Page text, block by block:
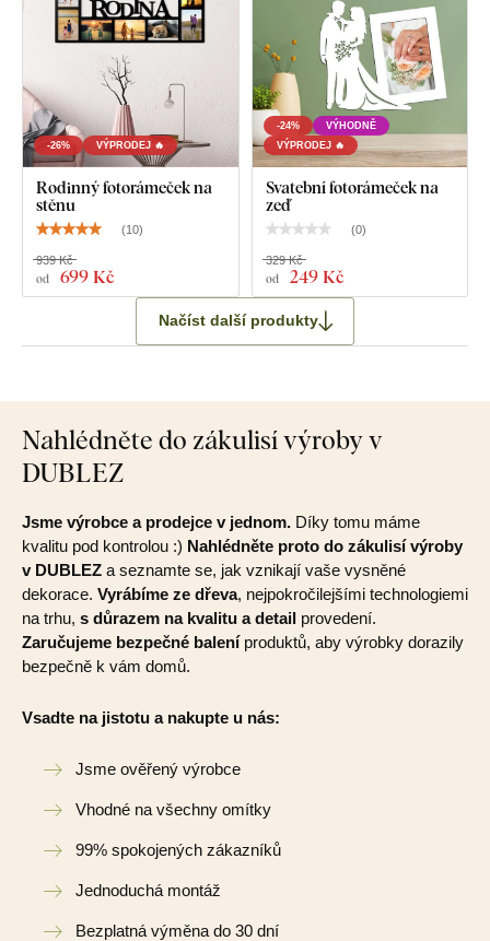
Co najdete v balíčku?
Dřevěný fotorámeček - Family
Oboustranná lepicí páska na fotografii + pěnová lepicí
páska na připevnění rámečku na stěnu
-26% VÝPRODEJ 🔥
Rodinný fotorámeček na
stěnu
(10)
od 699 Kč
939 Kč
-24%
VÝHODNĚ
VÝPRODEJ 🔥
Svatební fotorámeček na
zeď
(0)
od 249 Kč
329 Kč
Načíst další produkty
Nahlédněte do zákulisí výroby v
DUBLEZ
Jsme výrobce a prodejce v jednom. Díky tomu máme
kvalitu pod kontrolou :) Nahlédněte proto do zákulisí výroby
v DUBLEZ a seznamte se, jak vznikají vaše vysněné
dekorace. Vyrábíme ze dřeva, nejpokročilejšími technologiemi
na trhu, s důrazem na kvalitu a detail provedení.
Zaručujeme bezpečné baleníproduktů, aby výrobky dorazily
bezpečně k vám domů.
Vsadte na jistotu a nakupte u nás:
Jsme ověřený výrobce
Vhodné na všechny omítky
99% spokojených zákazníků
Jednoduchá montáž
Bezplatná výměna do 30 dní